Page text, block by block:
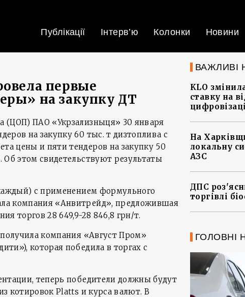
Публікації Інтерв’ю Колонки Новини
первые
на закупку ДТ
(ЦОП) ПАО «Укрзализныця» 30 января
на закупку 60 тыс. т дизтоплива с
цены и пяти тендеров на закупку 50
этом свидетельствуют результаты
с применением формульного
компания «Анвитрейд», предложившая
торгов 28 649,9-28 846,8 грн/т.
компания «Август Пром»
которая победила в торгах с
теперь победители должны будут
котировок Platts и курса валют. В
ВАЖЛИВІ
KLO
ставку на
На
локальну
АЗС
ДПС
торгівлі
ГОЛОВНІ